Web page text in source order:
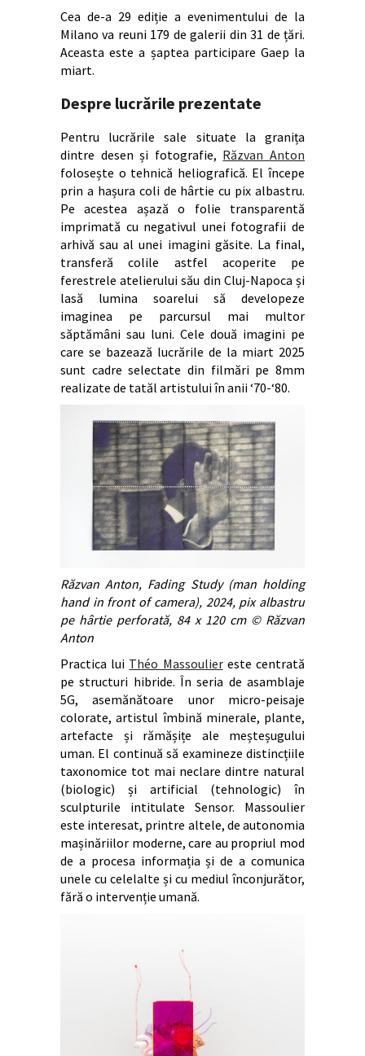
Cea de-a 29 ediție a evenimentului de la
Milano va reuni 179 de galerii din 31 de țări.
Aceasta este a șaptea participare Gaep la
miart.
Despre lucrările prezentate
Pentru lucrările sale situate la granița
dintre desen și fotografie, Răzvan Anton
folosește o tehnică heliografică. El începe
prin a hașura coli de hârtie cu pix albastru.
Pe acestea așază o folie transparentă
imprimată cu negativul unei fotografii de
arhivă sau al unei imagini găsite. La final,
transferă colile astfel acoperite pe
ferestrele atelierului său din Cluj-Napoca și
lasă lumina soarelui să developeze
imaginea pe parcursul mai multor
săptămâni sau luni. Cele două imagini pe
care se bazează lucrările de la miart 2025
sunt cadre selectate din filmări pe 8mm
realizate de tatăl artistului în anii ‘70-‘80.
Răzvan Anton, Fading Study (man holding
hand in front of camera), 2024, pix albastru
pe hârtie perforată, 84 x 120 cm © Răzvan
Anton
Practica lui Théo Massouliereste centrată
pe structuri hibride. În seria de asamblaje
5G, asemănătoare unor micro-peisaje
colorate, artistul îmbină minerale, plante,
artefacte și rămășițe ale meșteșugului
uman. El continuă să examineze distincțiile
taxonomice tot mai neclare dintre natural
(biologic) și artificial (tehnologic) în
sculpturile intitulate Sensor. Massoulier
este interesat, printre altele, de autonomia
mașinăriilor moderne, care au propriul mod
de a procesa informația și de a comunica
unele cu celelalte și cu mediul înconjurător,
fără o intervenție umană.